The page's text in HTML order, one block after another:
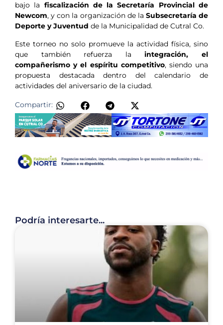
bajo la fiscalización de la Secretaría Provincial de
Newcom, y con la organización de la Subsecretaría de
Deporte y Juventud de la Municipalidad de Cutral Co.
Este torneo no solo promueve la actividad física, sino
que también refuerza laintegración, el
compañerismo y el espíritu competitivo, siendo una
propuesta destacada dentro del calendario de
actividades del aniversario de la ciudad.
Compartir:
Podría interesarte...